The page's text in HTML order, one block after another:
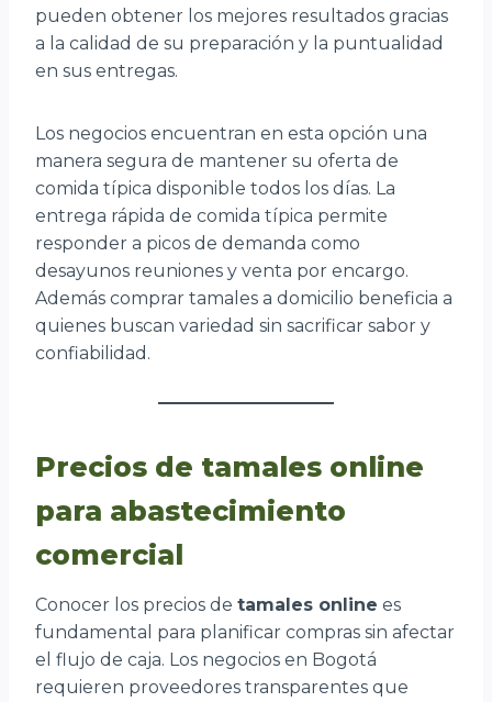
pueden obtener los mejores resultados gracias
a la calidad de su preparación y la puntualidad
en sus entregas.
Los negocios encuentran en esta opción una
manera segura de mantener su oferta de
comida típica disponible todos los días. La
entrega rápida de comida típica permite
responder a picos de demanda como
desayunos reuniones y venta por encargo.
Además comprar tamales a domicilio beneficia a
quienes buscan variedad sin sacrificar sabor y
confiabilidad.
Precios de tamales online
para abastecimiento
comercial
Conocer los precios de tamales online es
fundamental para planificar compras sin afectar
el flujo de caja. Los negocios en Bogotá
requieren proveedores transparentes que